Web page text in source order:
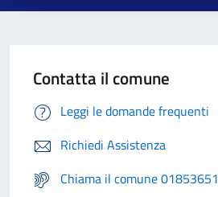
Contatta il comune
Leggi le domande frequenti
Richiedi Assistenza
Chiama il comune 01853651